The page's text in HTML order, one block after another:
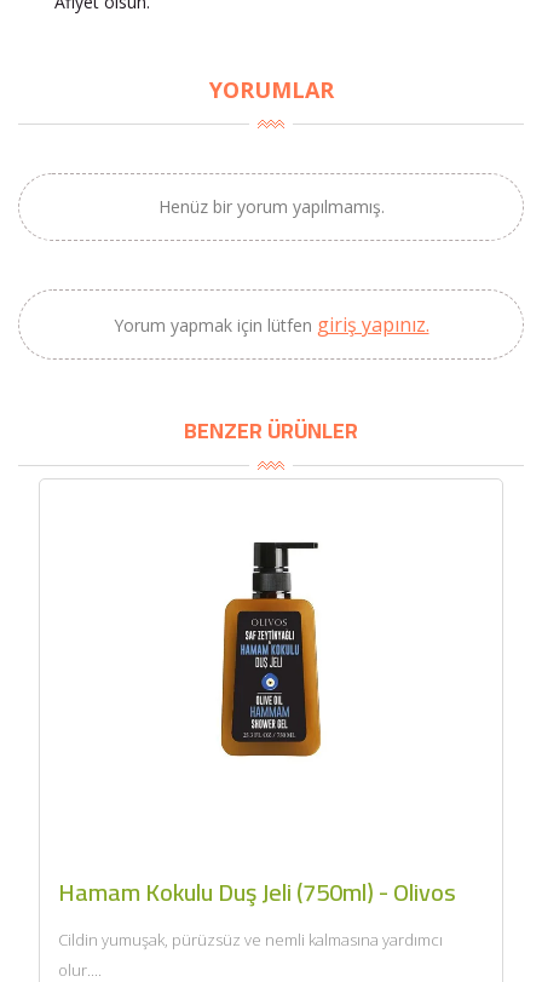
YORUMLAR
Henüz bir yorum yapılmamış.
Yorum yapmak için lütfen giriş yapınız.
BENZER ÜRÜNLER
Hamam Kokulu Duş Jeli (750ml) - Olivos
Cildin yumuşak, pürüzsüz ve nemli kalmasına yardımcı
olur....
BU HAFTANIN PLANLI İNDİRİMİ
2320,00 TL
2100,00 TL
Sızma Zeytinyağı
(2025 Yeni Hasat,
Güney Ege, 5 Litre) -
AtcaNova